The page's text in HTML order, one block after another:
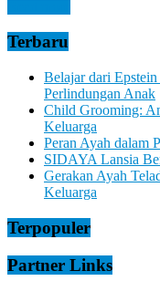
Terbaru
Belajar dari
Perlindungan Anak
Child Grooming:
Keluarga
Peran Ayah dalam
SIDAYA Lansia
Gerakan Ayah
Keluarga
Terpopuler
Partner Links